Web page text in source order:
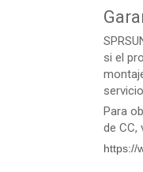
si el
Para
de CC,
https://